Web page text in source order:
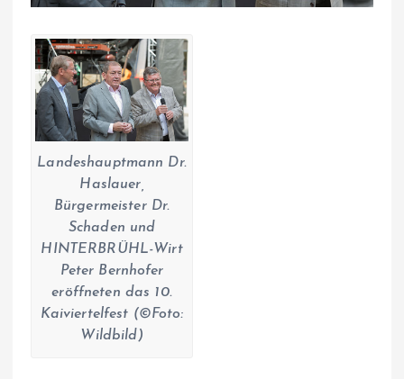
Landeshauptmann Dr.
Haslauer,
Bürgermeister Dr.
Schaden und
HINTERBRÜHL-Wirt
Peter Bernhofer
eröffneten das 10.
Kaiviertelfest (©Foto:
Wildbild)